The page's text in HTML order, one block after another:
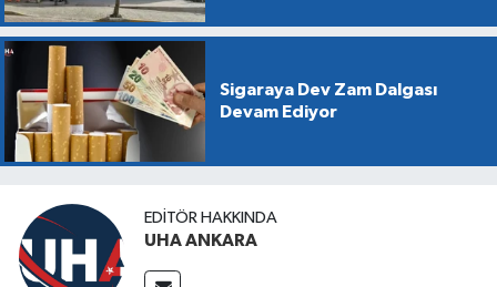
Sigaraya Dev Zam Dalgası
Devam Ediyor
EDITÖR HAKKINDA
UHA ANKARA